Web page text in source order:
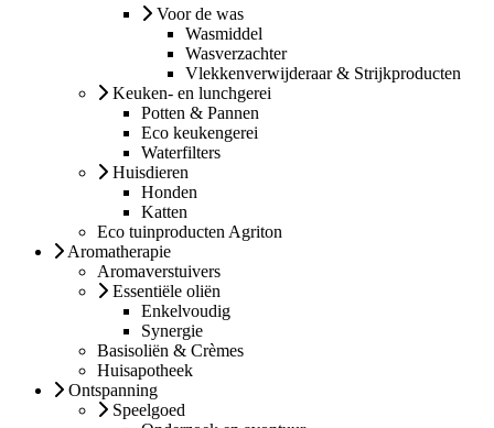
Voor de was
Wasmiddel
Wasverzachter
Vlekkenverwijderaar & Strijkproducten
Keuken- en lunchgerei
Potten & Pannen
Eco keukengerei
Waterfilters
Huisdieren
Honden
Katten
Eco tuinproducten Agriton
Aromatherapie
Aromaverstuivers
Essentiële oliën
Enkelvoudig
Synergie
Basisoliën & Crèmes
Huisapotheek
Ontspanning
Speelgoed